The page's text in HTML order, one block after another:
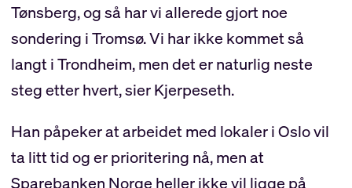
Tønsberg, og så har vi allerede gjort noe
sondering i Tromsø. Vi har ikke kommet så
langt i Trondheim, men det er naturlig neste
steg etter hvert, sier Kjerpeseth.
Han påpeker at arbeidet med lokaler i Oslo vil
ta litt tid og er prioritering nå, men at
Sparebanken Norge heller ikke vil ligge på